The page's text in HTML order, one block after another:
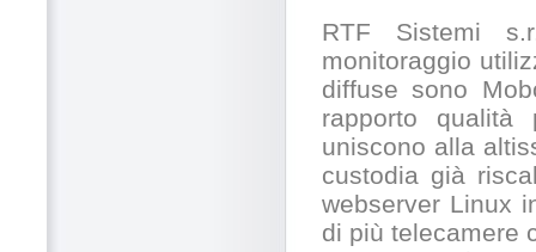
RTF Sistemi
monitoraggio
diffuse sono
rapporto qualità
uniscono alla
custodia già
webserver Linux
di più telecamere